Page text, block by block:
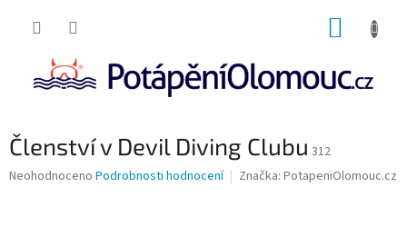
Členství v Devil Diving Clubu 312
Průměrné
Neohodnoceno Podrobnosti hodnocení Značka: PotapeniOlomouc.cz